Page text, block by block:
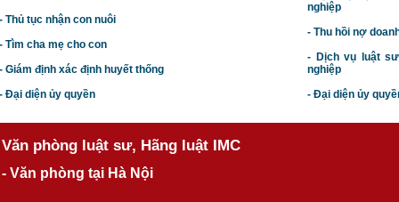
Thủ tục nhận con nuôi
Tìm cha mẹ cho con
Giám định xác định huyết thống
Đại diện ủy quyền
nghiệp
- Thu hồi nợ
- Dịch vụ luật
nghiệp
- Đại diện ủy
Văn phòng luật sư, Hãng luật IMC
- Văn phòng tại Hà Nội